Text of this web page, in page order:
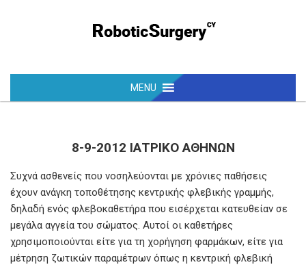
8-9-2012 ΙΑΤΡΙΚΟ ΑΘΗΝΩΝ
Συχνά ασθενείς που νοσηλεύονται με χρόνιες παθήσεις
έχουν ανάγκη τοποθέτησης κεντρικής φλεβικής γραμμής,
δηλαδή ενός φλεβοκαθετήρα που εισέρχεται κατευθείαν σε
μεγάλα αγγεία του σώματος. Αυτοί οι καθετήρες
χρησιμοποιούνται είτε για τη χορήγηση φαρμάκων, είτε για
μέτρηση ζωτικών παραμέτρων όπως η κεντρική φλεβική